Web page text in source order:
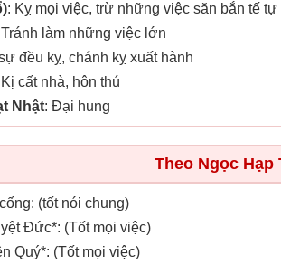
: Kỵ mọi việc, trừ những việc săn bắn tế tự
Tránh làm những việc lớn
đều kỵ, chánh kỵ xuất hành
Kị cất nhà, hôn thú
Nhật: Đại hung
Theo Ngọc Hạp
(tốt nói chung)
Đức*: (Tốt mọi việc)
Quý*: (Tốt mọi việc)